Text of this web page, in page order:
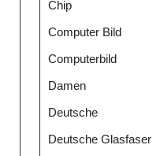
Chip
Computer Bild
Computerbild
Damen
Deutsche
Deutsche Glasfaser